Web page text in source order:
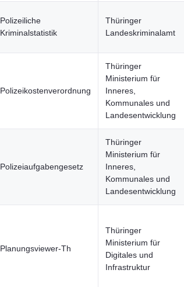
Polizeiliche
Kriminalstatistik
Thüringer
Landeskriminalamt
Polizeikostenverordnung
Thüringer
Ministerium für
Inneres,
Kommunales und
Landesentwicklung
Polizeiaufgabengesetz
Thüringer
Ministerium für
Inneres,
Kommunales und
Landesentwicklung
Planungsviewer-Th
Thüringer
Ministerium für
Digitales und
Infrastruktur